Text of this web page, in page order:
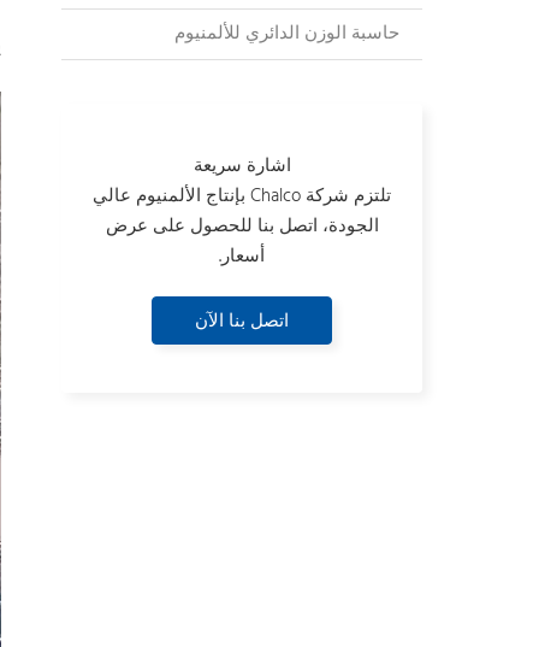
حاسبة الوزن الدائري للألمنيوم
اشارة سريعة
تلتزم شركة Chalco بإنتاج الألمنيوم عالي
الجودة، اتصل بنا للحصول على عرض
أسعار.
اتصل بنا الآن